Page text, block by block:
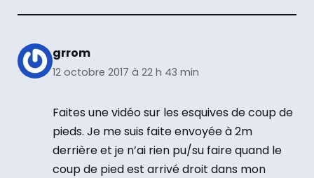
grrom
12 octobre 2017 à 22 h 43 min
Faites une vidéo sur les esquives de coup de
pieds. Je me suis faite envoyée à 2m
derrière et je n’ai rien pu/su faire quand le
coup de pied est arrivé droit dans mon